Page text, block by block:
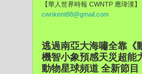
【華人世界時報 CWNTP 應瑋漢】
cwnkent88@gmail.com
逃過南亞大海嘯全靠《
機智小象預感天災超能
動物星球頻道 全新節目